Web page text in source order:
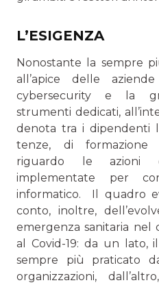
L’ESIGENZA
Nonostante la sempre
all’apice delle
cybersecurity e la
strumenti dedicati,
denota tra i dipendenti
tenze, di formazione
riguardo le azioni
implementate per
informatico. Il quadro
conto, inoltre,
emergenza sanitaria nel
al Covid-19: da un lato,
sempre più praticato
organizzazioni,